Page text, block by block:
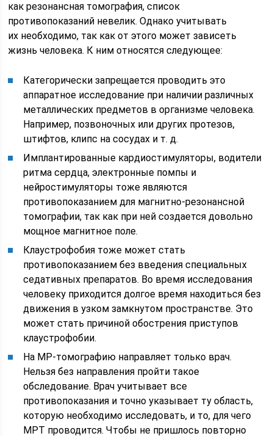
как резонансная томография, список
противопоказаний невелик. Однако учитывать
их необходимо, так как от этого может зависеть
жизнь человека. К ним относятся следующее:
Категорически запрещается проводить это
аппаратное исследование при наличии различных
металлических предметов в организме человека.
Например, позвоночных или других протезов,
штифтов, клипс на сосудах и т. д.
Имплантированные кардиостимуляторы, водители
ритма сердца, электронные помпы и
нейростимуляторы тоже являются
противопоказанием для магнитно-резонансной
томографии, так как при ней создается довольно
мощное магнитное поле.
Клаустрофобия тоже может стать
противопоказанием без введения специальных
седативных препаратов. Во время исследования
человеку приходится долгое время находиться без
движения в узком замкнутом пространстве. Это
может стать причиной обострения приступов
клаустрофобии.
На МР-томографию направляет только врач.
Нельзя без направления пройти такое
обследование. Врач учитывает все
противопоказания и точно указывает ту область,
которую необходимо исследовать, и то, для чего
МРТ проводится. Чтобы не пришлось повторно